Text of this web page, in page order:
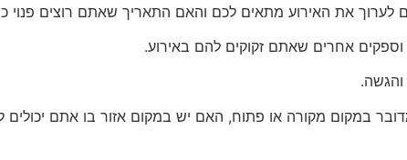
לערוך את האירוע מתאים לכם והאם התאריך שאתם רוצים פנוי
אחרים שאתם זקוקים להם באירוע.
והגשה.
במקום מקורה או פתוח, האם יש במקום אזור בו אתם